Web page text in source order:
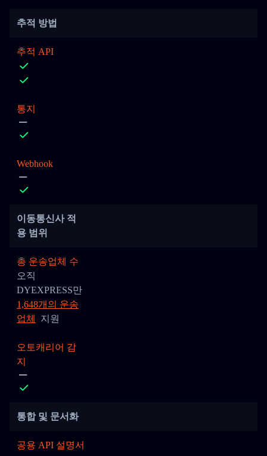
추적 방법
추적 API
통지
Webhook
이동통신사 적
용 범위
총 운송업체 수
오직
DYEXPRESS만
1,648개의 운송
업체
지원
오토캐리어 감
지
통합 및 문서화
공용 API 설명서